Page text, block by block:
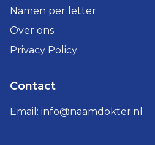
Namen per letter
Over ons
Privacy Policy
Contact
Email: info@naamdokter.nl